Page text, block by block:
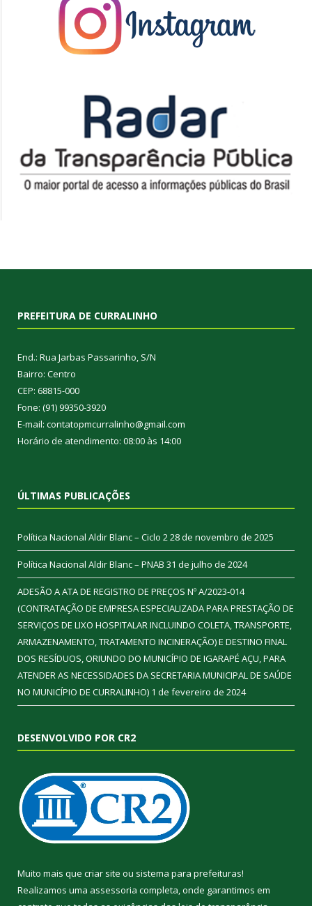
PREFEITURA DE CURRALINHO
End.: Rua Jarbas Passarinho, S/N
Bairro: Centro
CEP: 68815-000
Fone: (91) 99350-3920
E-mail: contatopmcurralinho@gmail.com
Horário de atendimento: 08:00 às 14:00
ÚLTIMAS PUBLICAÇÕES
Política Nacional Aldir Blanc – Ciclo 228 de novembro de 2025
Política Nacional Aldir Blanc – PNAB 31 de julho de 2024
ADESÃO A ATA DE REGISTRO DE PREÇOS Nº A/2023-014
(CONTRATAÇÃO DE EMPRESA ESPECIALIZADA PARA PRESTAÇÃO DE
SERVIÇOS DE LIXO HOSPITALAR INCLUINDO COLETA, TRANSPORTE,
ARMAZENAMENTO, TRATAMENTO INCINERAÇÃO) E DESTINO FINAL
DOS RESÍDUOS, ORIUNDO DO MUNICÍPIO DE IGARAPÉ AÇU, PARA
ATENDER AS NECESSIDADES DA SECRETARIA MUNICIPAL DE SAÚDE
NO MUNICÍPIO DE CURRALINHO) 1 de fevereiro de 2024
DESENVOLVIDO POR CR2
Muito mais que criar site ou sistema para prefeituras!
Realizamos uma assessoria completa, onde garantimos em